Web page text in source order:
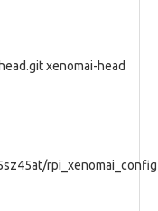
xenomai-head
rpi_xenomai_config